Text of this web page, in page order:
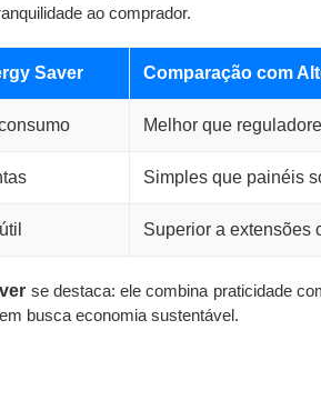
ao comprador.
Saver Comparação com
Melhor que
Simples que painéis
Superior a extensões
se destaca: ele combina praticidade
busca economia sustentável.